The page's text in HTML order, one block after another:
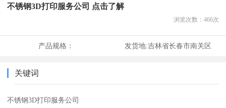
不锈钢3D打印服务公司 点击了解
浏览次数： 466次
产品规格： 发货地:吉林省长春市南关区
关键词
不锈钢3D打印服务公司